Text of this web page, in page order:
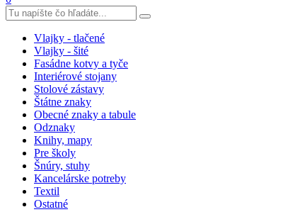
Vlajky - tlačené
Vlajky - šité
Fasádne kotvy a tyče
Interiérové stojany
Stolové zástavy
Štátne znaky
Obecné znaky a tabule
Odznaky
Knihy, mapy
Pre školy
Šnúry, stuhy
Kancelárske potreby
Textil
Ostatné